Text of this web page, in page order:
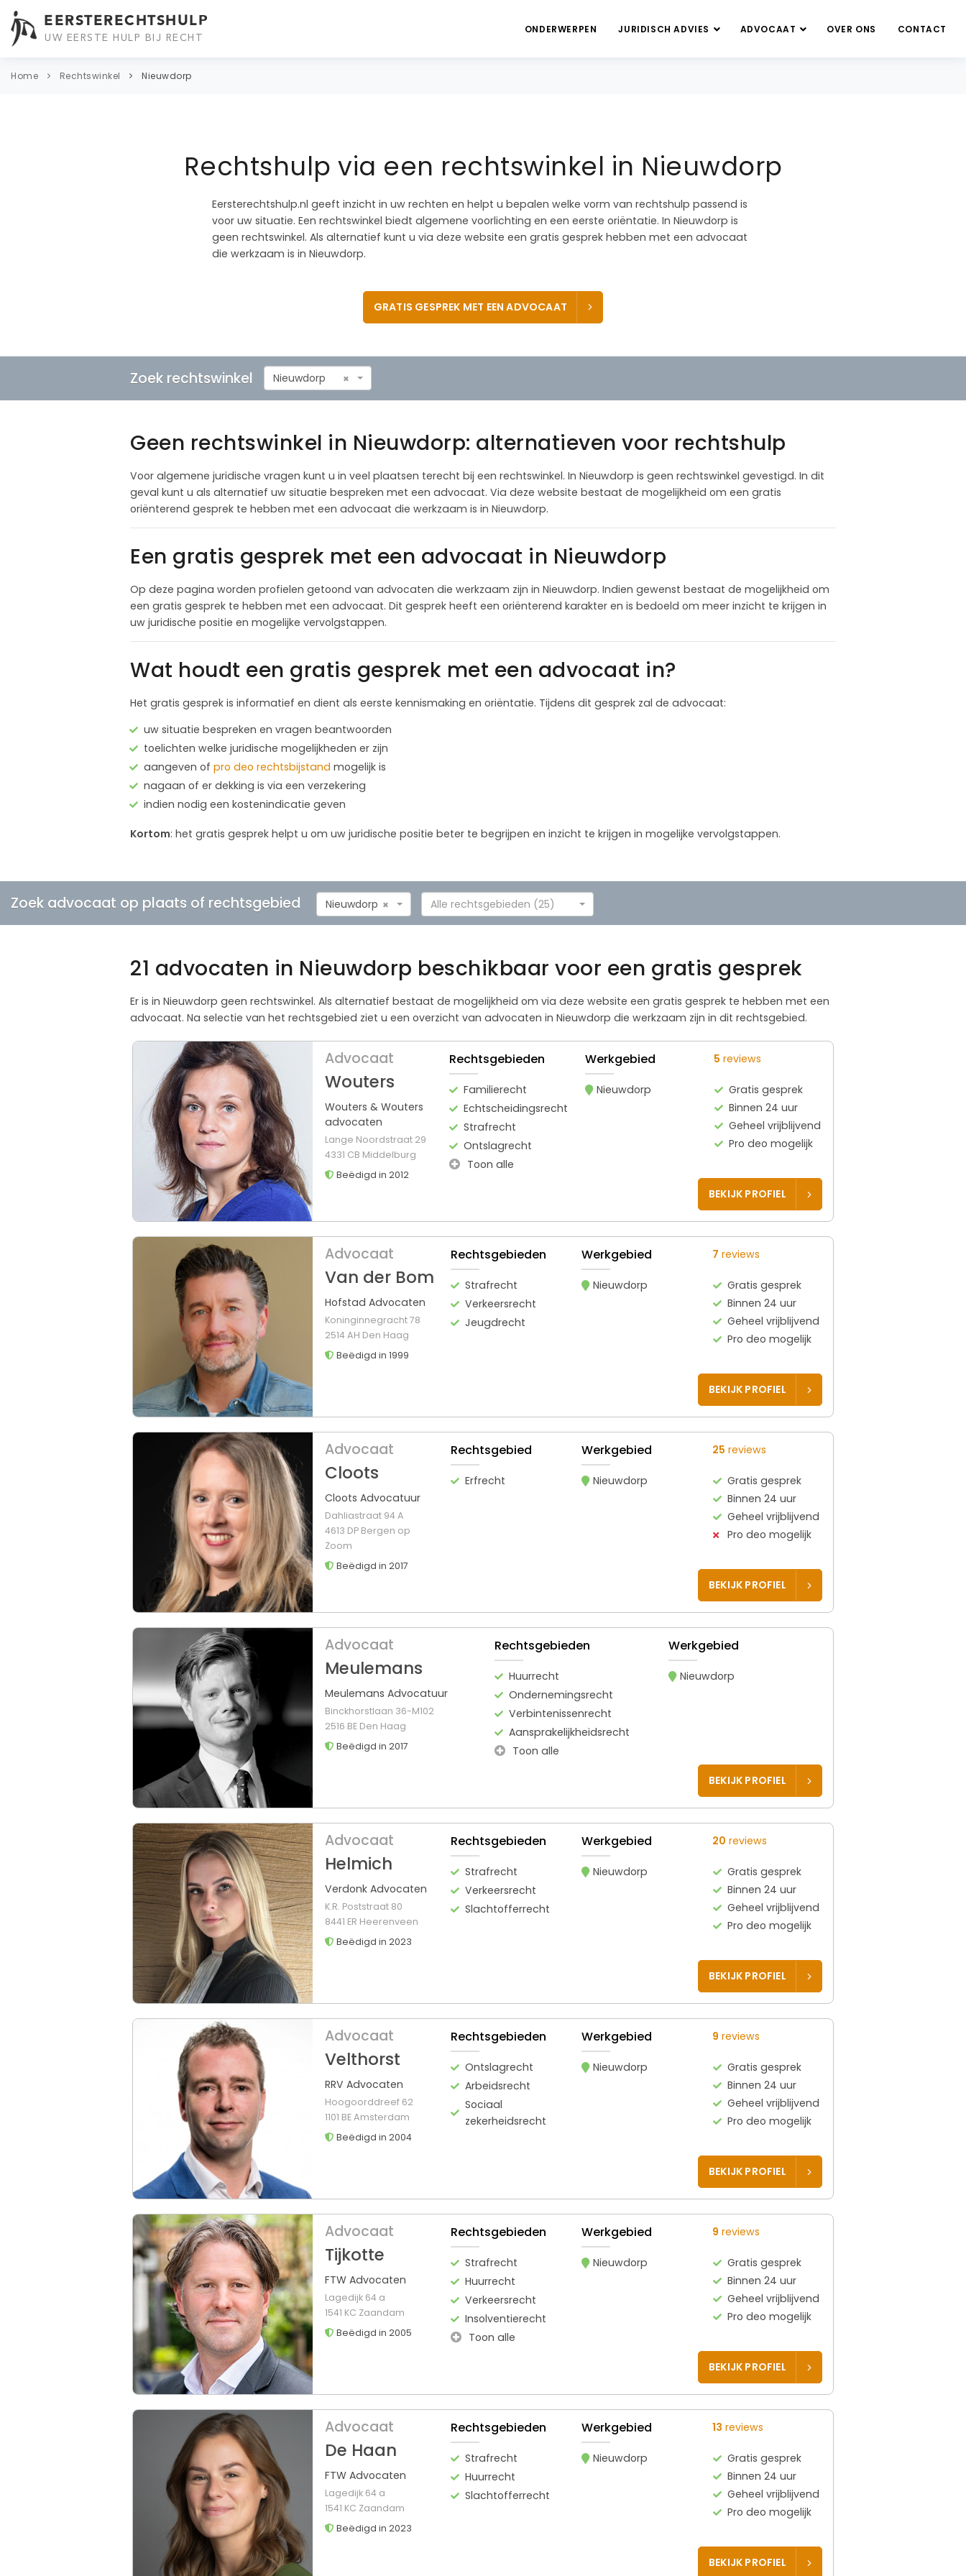
EERSTERECHTSHULP
UW EERSTE HULP BIJ RECHT
ONDERWERPEN JURIDISCH ADVIES ADVOCAAT OVER ONS CONTACT
Home Rechtswinkel Nieuwdorp
Rechtshulp via een rechtswinkel in Nieuwdorp
Eersterechtshulp.nl geeft inzicht in uw rechten en helpt u bepalen welke vorm van rechtshulp passend is
voor uw situatie. Een rechtswinkel biedt algemene voorlichting en een eerste oriëntatie. In Nieuwdorp is
geen rechtswinkel. Als alternatief kunt u via deze website een gratis gesprek hebben met een advocaat
die werkzaam is in Nieuwdorp.
GRATIS GESPREK MET EEN ADVOCAAT
Zoek rechtswinkel ×
Nieuwdorp
Geen rechtswinkel in Nieuwdorp: alternatieven voor rechtshulp
Voor algemene juridische vragen kunt u in veel plaatsen terecht bij een rechtswinkel. In Nieuwdorp is geen rechtswinkel gevestigd. In dit
geval kunt u als alternatief uw situatie bespreken met een advocaat. Via deze website bestaat de mogelijkheid om een gratis
oriënterend gesprek te hebben met een advocaat die werkzaam is in Nieuwdorp.
Een gratis gesprek met een advocaat in Nieuwdorp
Op deze pagina worden profielen getoond van advocaten die werkzaam zijn in Nieuwdorp. Indien gewenst bestaat de mogelijkheid om
een gratis gesprek te hebben met een advocaat. Dit gesprek heeft een oriënterend karakter en is bedoeld om meer inzicht te krijgen in
uw juridische positie en mogelijke vervolgstappen.
Wat houdt een gratis gesprek met een advocaat in?
Het gratis gesprek is informatief en dient als eerste kennismaking en oriëntatie. Tijdens dit gesprek zal de advocaat:
uw situatie bespreken en vragen beantwoorden
toelichten welke juridische mogelijkheden er zijn
aangeven of pro deo rechtsbijstand mogelijk is
nagaan of er dekking is via een verzekering
indien nodig een kostenindicatie geven
Kortom: het gratis gesprek helpt u om uw juridische positie beter te begrijpen en inzicht te krijgen in mogelijke vervolgstappen.
Zoek advocaat op plaats of rechtsgebied ×
Nieuwdorp Alle rechtsgebieden (25)
21 advocaten in Nieuwdorp beschikbaar voor een gratis gesprek
Er is in Nieuwdorp geen rechtswinkel. Als alternatief bestaat de mogelijkheid om via deze website een gratis gesprek te hebben met een
advocaat. Na selectie van het rechtsgebied ziet u een overzicht van advocaten in Nieuwdorp die werkzaam zijn in dit rechtsgebied.
Advocaat
Wouters
Wouters & Wouters
advocaten
Lange Noordstraat 29
4331 CB Middelburg
Beëdigd in 2012
Rechtsgebieden
Familierecht
Echtscheidingsrecht
Strafrecht
Ontslagrecht
Toon alle
Werkgebied
Nieuwdorp
5 reviews
Gratis gesprek
Binnen 24 uur
Geheel vrijblijvend
Pro deo mogelijk
BEKIJK PROFIEL
Advocaat
Van der Bom
Hofstad Advocaten
Koninginnegracht 78
2514 AH Den Haag
Beëdigd in 1999
Rechtsgebieden
Strafrecht
Verkeersrecht
Jeugdrecht
Werkgebied
Nieuwdorp
7 reviews
Gratis gesprek
Binnen 24 uur
Geheel vrijblijvend
Pro deo mogelijk
BEKIJK PROFIEL
Advocaat
Cloots
Cloots Advocatuur
Dahliastraat 94 A
4613 DP Bergen op
Zoom
Beëdigd in 2017
Rechtsgebied
Erfrecht
Werkgebied
Nieuwdorp
25 reviews
Gratis gesprek
Binnen 24 uur
Geheel vrijblijvend
Pro deo mogelijk
BEKIJK PROFIEL
Advocaat
Meulemans
Meulemans Advocatuur
Binckhorstlaan 36-M102
2516 BE Den Haag
Beëdigd in 2017
Rechtsgebieden
Huurrecht
Ondernemingsrecht
Verbintenissenrecht
Aansprakelijkheidsrecht
Toon alle
Werkgebied
Nieuwdorp
BEKIJK PROFIEL
Advocaat
Helmich
Verdonk Advocaten
K.R. Poststraat 80
8441 ER Heerenveen
Beëdigd in 2023
Rechtsgebieden
Strafrecht
Verkeersrecht
Slachtofferrecht
Werkgebied
Nieuwdorp
20 reviews
Gratis gesprek
Binnen 24 uur
Geheel vrijblijvend
Pro deo mogelijk
BEKIJK PROFIEL
Advocaat
Velthorst
RRV Advocaten
Hoogoorddreef 62
1101 BE Amsterdam
Beëdigd in 2004
Rechtsgebieden
Ontslagrecht
Arbeidsrecht
Sociaal
zekerheidsrecht
Werkgebied
Nieuwdorp
9 reviews
Gratis gesprek
Binnen 24 uur
Geheel vrijblijvend
Pro deo mogelijk
BEKIJK PROFIEL
Advocaat
Tijkotte
FTW Advocaten
Lagedijk 64 a
1541 KC Zaandam
Beëdigd in 2005
Rechtsgebieden
Strafrecht
Huurrecht
Verkeersrecht
Insolventierecht
Toon alle
Werkgebied
Nieuwdorp
9 reviews
Gratis gesprek
Binnen 24 uur
Geheel vrijblijvend
Pro deo mogelijk
BEKIJK PROFIEL
Advocaat
De Haan
FTW Advocaten
Lagedijk 64 a
1541 KC Zaandam
Beëdigd in 2023
Rechtsgebieden
Strafrecht
Huurrecht
Slachtofferrecht
Werkgebied
Nieuwdorp
13 reviews
Gratis gesprek
Binnen 24 uur
Geheel vrijblijvend
Pro deo mogelijk
BEKIJK PROFIEL